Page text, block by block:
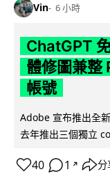
Vin 6 小時
ChatGPT
體修圖兼整
帳號
Adobe 宣布推出全
去年推出三個獨立
40 1 ↗ 分